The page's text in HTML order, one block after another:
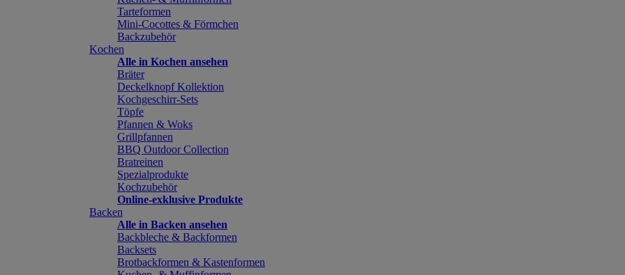
Tarteformen
Mini-Cocottes & Förmchen
Backzubehör
Kochen
Alle in Kochen ansehen
Bräter
Deckelknopf Kollektion
Kochgeschirr-Sets
Töpfe
Pfannen & Woks
Grillpfannen
BBQ Outdoor Collection
Bratreinen
Spezialprodukte
Kochzubehör
Online-exklusive Produkte
Backen
Alle in Backen ansehen
Backbleche & Backformen
Backsets
Brotbackformen & Kastenformen